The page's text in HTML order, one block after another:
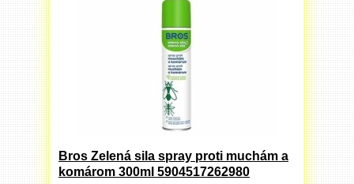
Bros Zelená sila spray proti muchám a
komárom 300ml 5904517262980